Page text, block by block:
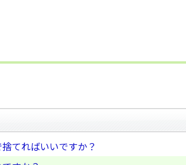
てればいいですか？